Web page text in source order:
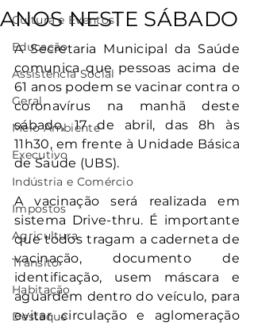
Cultura e Eventos
Educação
Assistência Social
Geral
Meio Ambiente
Executivo
Indústria e Comércio
Impostos
Agricultura
Trânsito
Habitação
Destaque
ANOS NESTE SÁBADO
A Secretaria Municipal da Saúde
comunica que pessoas acima de
61 anos podem se vacinar contra o
coronavírus na manhã deste
sábado, 17 de abril, das 8h às
11h30, em frente à Unidade Básica
de Saúde (UBS).
A vacinação será realizada em
sistema Drive-thru. É importante
que todos tragam a caderneta de
vacinação, documento de
identificação, usem máscara e
aguardem dentro do veículo, para
evitar circulação e aglomeração